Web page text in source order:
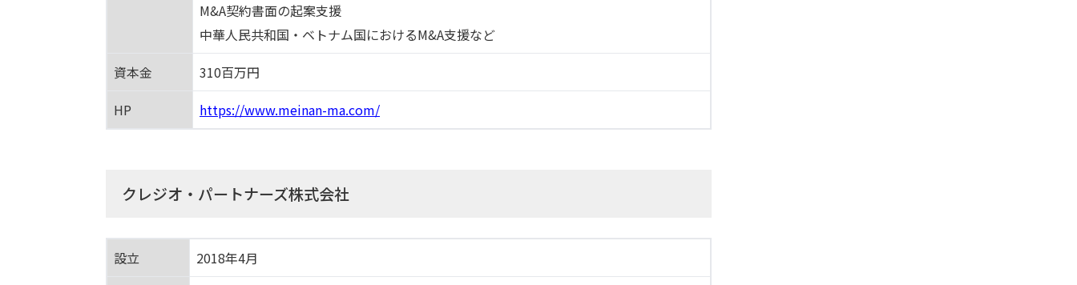
M&A契約書面の起案支援
中華人民共和国・ベトナム国におけるM&A支援など
資本金
310百万円
HP
https://www.meinan-ma.com/
クレジオ・パートナーズ株式会社
設立
2018年4月